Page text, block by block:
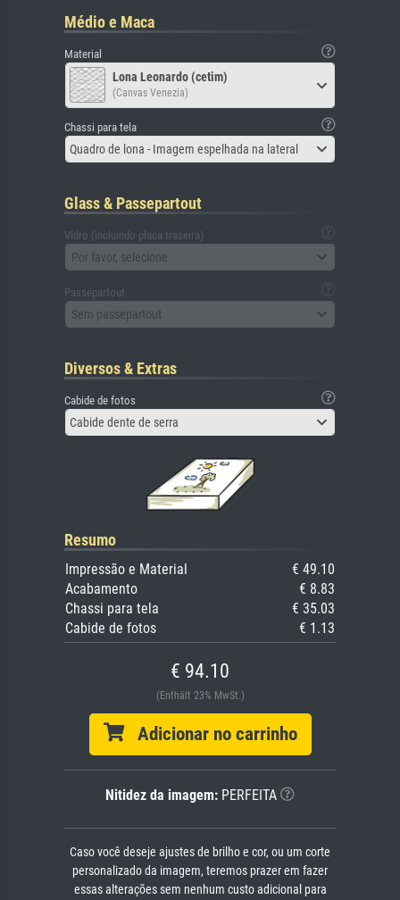
Médio e Maca
Material
Lona Leonardo (cetim)
(Canvas Venezia)
Chassi para tela
Quadro de lona - Imagem espelhada na lateral
Glass & Passepartout
Vidro (incluindo placa traseira)
Por favor, selecione
Passepartout
Sem passepartout
Diversos & Extras
Cabide de fotos
Cabide dente de serra
Resumo
Impressão e Material
€ 49.10
Acabamento
€ 8.83
Chassi para tela
€ 35.03
Cabide de fotos
€ 1.13
€ 94.10
(Enthält 23% MwSt.)
Adicionar no carrinho
Nitidez da imagem: PERFEITA
Caso você deseje ajustes de brilho e cor, ou um corte
personalizado da imagem, teremos prazer em fazer
essas alterações sem nenhum custo adicional para